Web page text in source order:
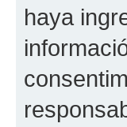
haya